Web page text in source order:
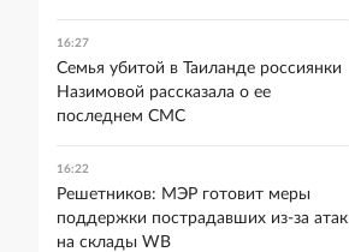
16:27
Семья убитой в Таиланде россиянки
Назимовой рассказала о ее
последнем СМС
16:22
Решетников: МЭР готовит меры
поддержки пострадавших из-за атак
на склады WB